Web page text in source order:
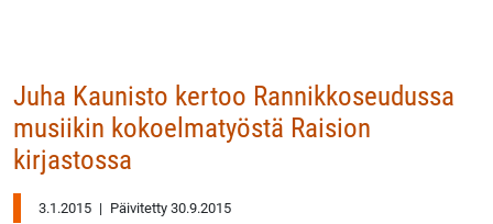
Juha Kaunisto kertoo Rannikkoseudussa
musiikin kokoelmatyöstä Raision
kirjastossa
3.1.2015 | Päivitetty 30.9.2015